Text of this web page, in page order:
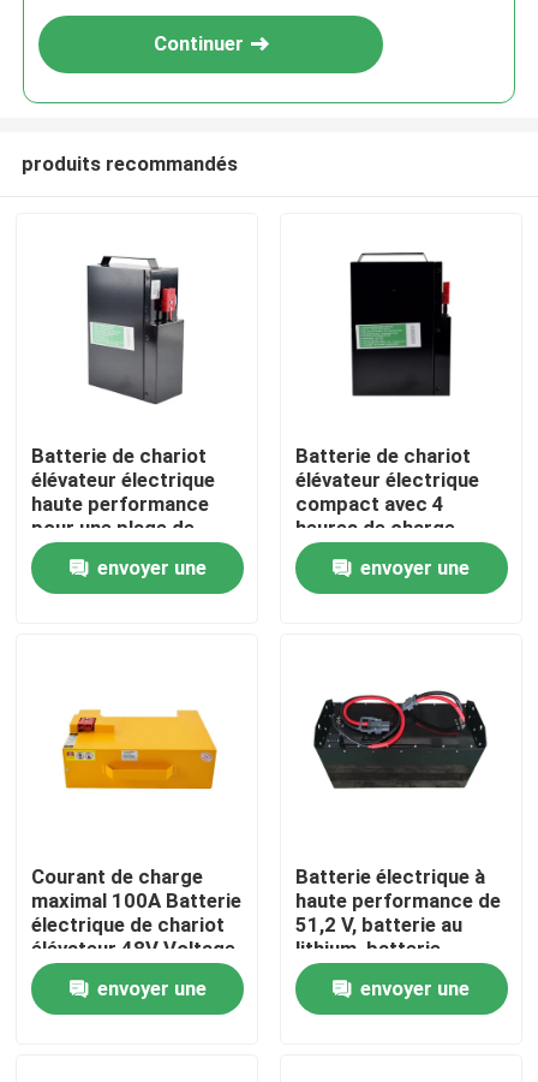
Maison
Produits
Au sujet de nous
Demandez une citation
Lithium électrique Ion Battery de chariot élévateur
Batterie de chariot élévateur au lithium-ion de 48 volts
Continuer
produits recommandés
Batterie de chariot
élévateur électrique
haute performance
pour une plage de
température de -20 °C
à 50 °C envoyer une
Batterie de chariot
élévateur électrique
compact avec 4
heures de charge
185*84.5*250mm
envoyer une
Courant de charge
maximal 100A Batterie
électrique de chariot
élévateur 48V Voltage
pour des
performances
optimales
envoyer une
Batterie électrique à
haute performance de
51,2 V, batterie au
lithium, batterie
LiFePO4
envoyer une